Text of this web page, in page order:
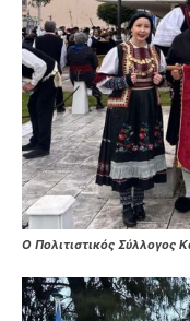
Ο Πολιτιστικός Σύλλογος